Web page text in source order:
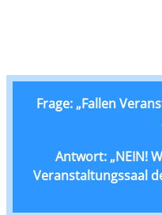
Frage: „Fallen
Antwort: „NEIN!
Veranstaltungssaal